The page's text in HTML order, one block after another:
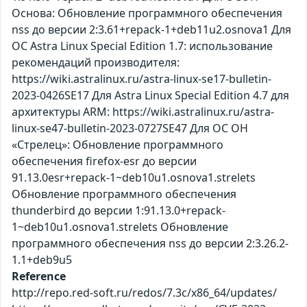
Основа: Обновление программного обеспечения
nss до версии 2:3.61+repack-1+deb11u2.osnova1 Для
ОС Astra Linux Special Edition 1.7: использование
рекомендаций производителя:
https://wiki.astralinux.ru/astra-linux-se17-bulletin-
2023-0426SE17 Для Astra Linux Special Edition 4.7 для
архитектуры ARM: https://wiki.astralinux.ru/astra-
linux-se47-bulletin-2023-0727SE47 Для ОС ОН
«Стрелец»: Обновление программного
обеспечения firefox-esr до версии
91.13.0esr+repack-1~deb10u1.osnova1.strelets
Обновление программного обеспечения
thunderbird до версии 1:91.13.0+repack-
1~deb10u1.osnova1.strelets Обновление
программного обеспечения nss до версии 2:3.26.2-
1.1+deb9u5
Reference
http://repo.red-soft.ru/redos/7.3c/x86_64/updates/